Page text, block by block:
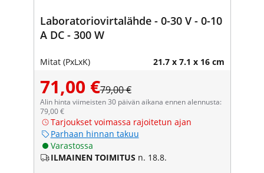
Laboratoriovirtalähde - 0-30 V - 0-10
A DC - 300 W
Mitat (PxLxK) 21.7 x 7.1 x 16 cm
71,00 €79,00 €
Alin hinta viimeisten 30 päivän aikana ennen alennusta:
79,00 €
Tarjoukset voimassa rajoitetun ajan
Parhaan hinnan takuu
Varastossa
ILMAINEN TOIMITUS n. 18.8.